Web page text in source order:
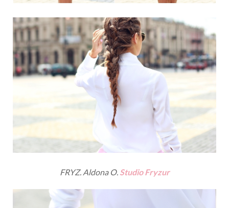
FRYZ. Aldona O. Studio Fryzur